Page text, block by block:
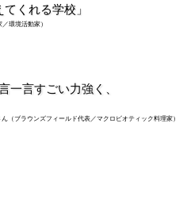
くれる学校」
環境活動家）
一言すごい力強く、
（ブラウンズフィールド代表／マクロビオティック料理家）